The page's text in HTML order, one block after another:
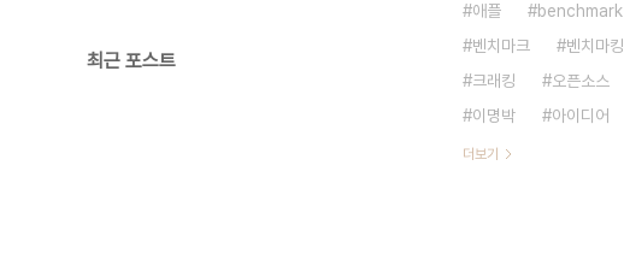
최근 포스트
애플 benchmark
벤치마크
벤치마킹
크래킹
오픈소스
이명박
아이디어
더보기